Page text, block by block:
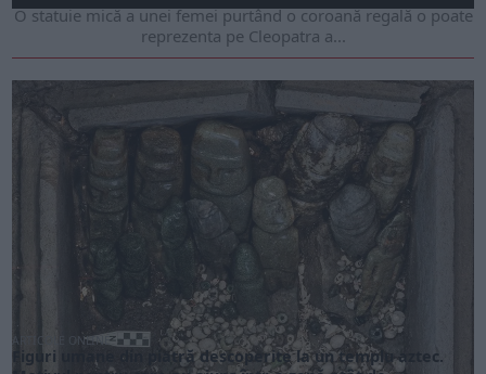
O statuie mică a unei femei purtând o coroană regală o poate
reprezenta pe Cleopatra a...
ARTICOLE ONLINE
Figuri umane din piatră descoperite la un templu aztec.